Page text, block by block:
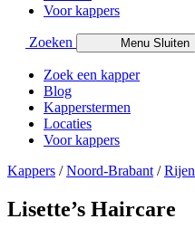
Voor kappers
Zoeken Menu Sluiten
Zoek een kapper
Blog
Kapperstermen
Locaties
Voor kappers
Kappers /Noord-Brabant /Rijen
Lisette’s Haircare